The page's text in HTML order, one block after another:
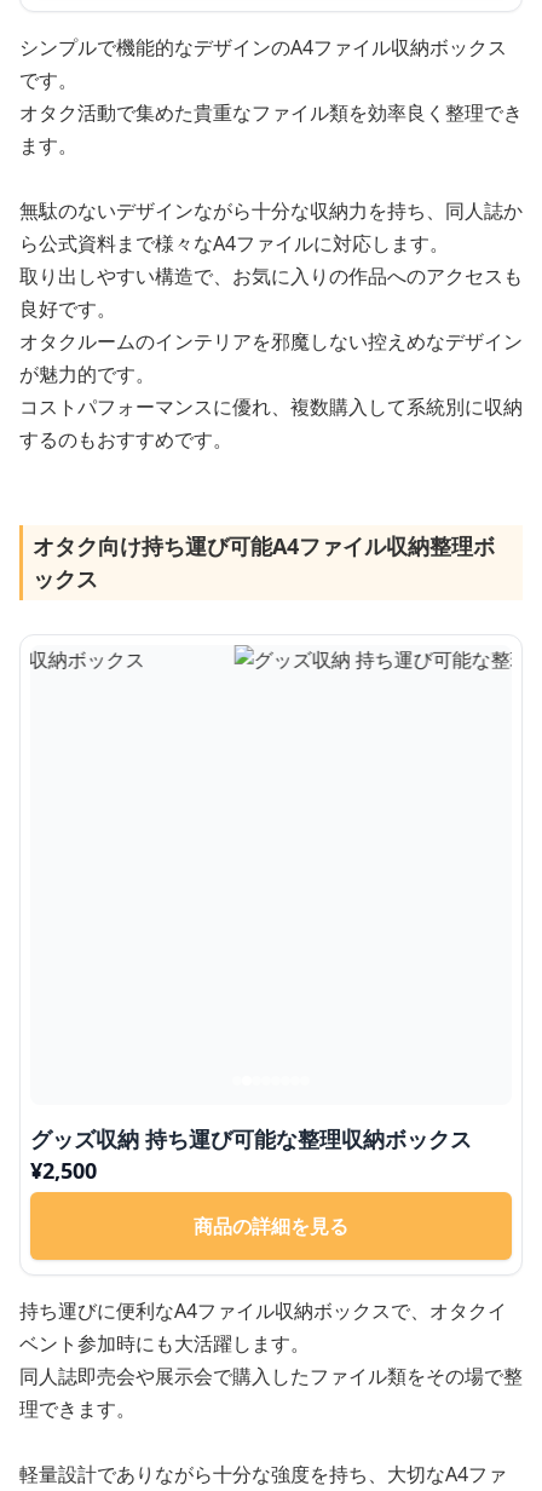
シンプルで機能的なデザインのA4ファイル収納ボックス
です。
オタク活動で集めた貴重なファイル類を効率良く整理でき
ます。
無駄のないデザインながら十分な収納力を持ち、同人誌か
ら公式資料まで様々なA4ファイルに対応します。
取り出しやすい構造で、お気に入りの作品へのアクセスも
良好です。
オタクルームのインテリアを邪魔しない控えめなデザイン
が魅力的です。
コストパフォーマンスに優れ、複数購入して系統別に収納
するのもおすすめです。
オタク向け持ち運び可能A4ファイル収納整理ボ
ックス
グッズ収納 持ち運び可能な整理収納ボックス
¥2,500
商品の詳細を見る
持ち運びに便利なA4ファイル収納ボックスで、オタクイ
ベント参加時にも大活躍します。
同人誌即売会や展示会で購入したファイル類をその場で整
理できます。
軽量設計でありながら十分な強度を持ち、大切なA4ファ